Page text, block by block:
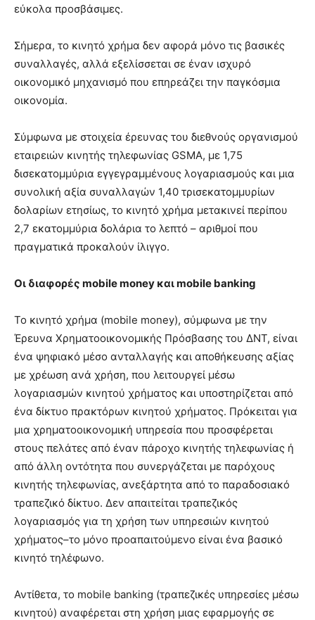
εύκολα προσβάσιμες.
Σήμερα, το κινητό χρήμα δεν αφορά μόνο τις βασικές
συναλλαγές, αλλά εξελίσσεται σε έναν ισχυρό
οικονομικό μηχανισμό που επηρεάζει την παγκόσμια
οικονομία.
Σύμφωνα με στοιχεία έρευνας του διεθνούς οργανισμού
εταιρειών κινητής τηλεφωνίας GSMA, με 1,75
δισεκατομμύρια εγγεγραμμένους λογαριασμούς και μια
συνολική αξία συναλλαγών 1,40 τρισεκατομμυρίων
δολαρίων ετησίως, το κινητό χρήμα μετακινεί περίπου
2,7 εκατομμύρια δολάρια το λεπτό – αριθμοί που
πραγματικά προκαλούν ίλιγγο.
Οι διαφορές mobile money και mobile banking
Το κινητό χρήμα (mobile money), σύμφωνα με την
Έρευνα Χρηματοοικονομικής Πρόσβασης του ΔΝΤ, είναι
ένα ψηφιακό μέσο ανταλλαγής και αποθήκευσης αξίας
με χρέωση ανά χρήση, που λειτουργεί μέσω
λογαριασμών κινητού χρήματος και υποστηρίζεται από
ένα δίκτυο πρακτόρων κινητού χρήματος. Πρόκειται για
μια χρηματοοικονομική υπηρεσία που προσφέρεται
στους πελάτες από έναν πάροχο κινητής τηλεφωνίας ή
από άλλη οντότητα που συνεργάζεται με παρόχους
κινητής τηλεφωνίας, ανεξάρτητα από το παραδοσιακό
τραπεζικό δίκτυο. Δεν απαιτείται τραπεζικός
λογαριασμός για τη χρήση των υπηρεσιών κινητού
χρήματος–το μόνο προαπαιτούμενο είναι ένα βασικό
κινητό τηλέφωνο.
Αντίθετα, το mobile banking (τραπεζικές υπηρεσίες μέσω
κινητού) αναφέρεται στη χρήση μιας εφαρμογής σε